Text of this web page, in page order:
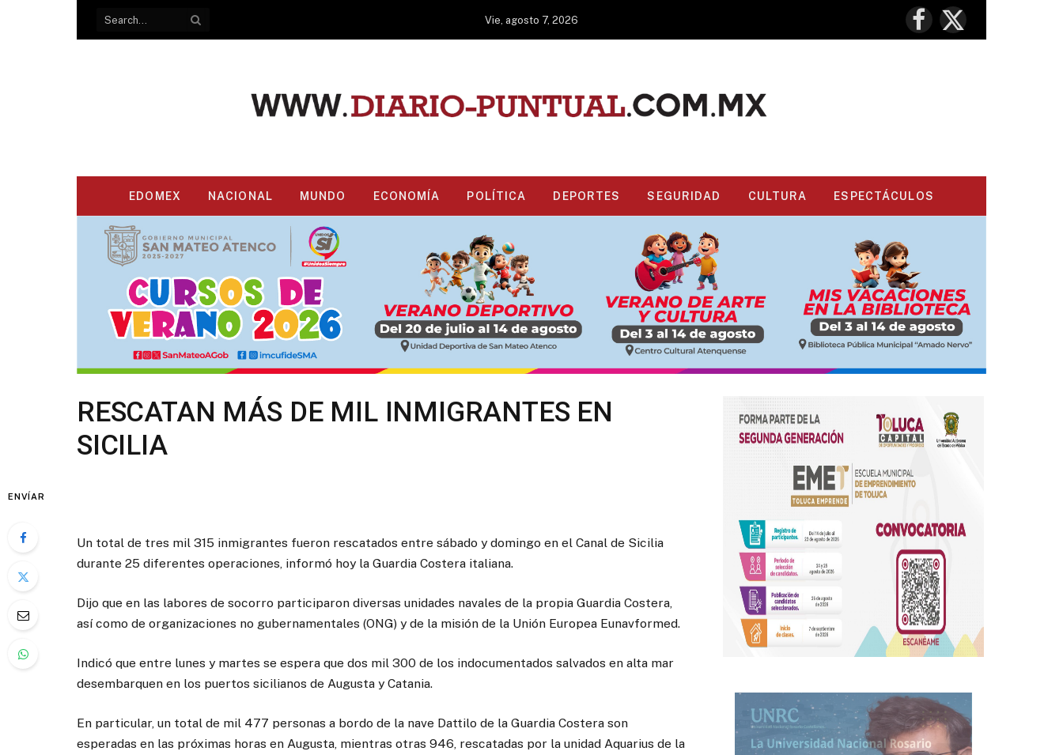
Vie, agosto 7, 2026
Facebook
X
(Twitter)
EDOMEX NACIONAL MUNDO ECONOMÍA POLÍTICA DEPORTES SEGURIDAD CULTURA ESPECTÁCULOS
RESCATAN MÁS DE MIL INMIGRANTES EN
SICILIA
ENVÍAR
Un total de tres mil 315 inmigrantes fueron rescatados entre sábado y domingo en el Canal de Sicilia
durante 25 diferentes operaciones, informó hoy la Guardia Costera italiana.
Dijo que en las labores de socorro participaron diversas unidades navales de la propia Guardia Costera,
así como de organizaciones no gubernamentales (ONG) y de la misión de la Unión Europea Eunavformed.
Indicó que entre lunes y martes se espera que dos mil 300 de los indocumentados salvados en alta mar
desembarquen en los puertos sicilianos de Augusta y Catania.
En particular, un total de mil 477 personas a bordo de la nave Dattilo de la Guardia Costera son
esperadas en las próximas horas en Augusta, mientras otras 946, rescatadas por la unidad Aquarius de la